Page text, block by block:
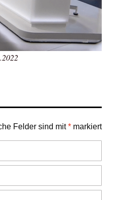
Felder sind mit* markiert